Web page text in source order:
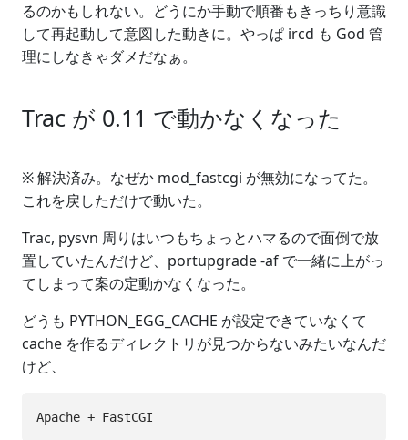
るのかもしれない。どうにか手動で順番もきっちり意識
して再起動して意図した動きに。やっぱ ircd も God 管
理にしなきゃダメだなぁ。
Trac が 0.11 で動かなくなった
※ 解決済み。なぜか mod_fastcgi が無効になってた。
これを戻しただけで動いた。
Trac, pysvn 周りはいつもちょっとハマるので面倒で放
置していたんだけど、portupgrade -af で一緒に上がっ
てしまって案の定動かなくなった。
どうも PYTHON_EGG_CACHE が設定できていなくて
cache を作るディレクトリが見つからないみたいなんだ
けど、